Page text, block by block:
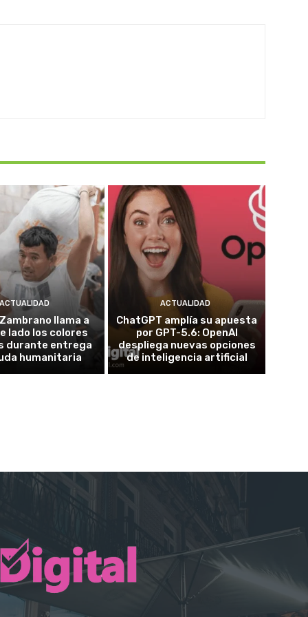
llama a
lado los colores
durante entrega
humanitaria
ACTUALIDAD
ChatGPT amplía su apuesta
por GPT-5.6: OpenAI
despliega nuevas opciones
de inteligencia artificial